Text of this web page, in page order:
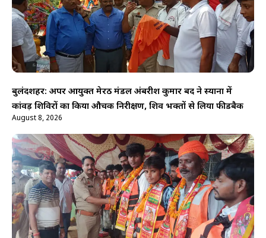
बुलंदशहर: अपर आयुक्त मेरठ मंडल अंबरीश कुमार बिंद ने स्याना में
कांवड़ शिविरों का किया औचक निरीक्षण, शिव भक्तों से लिया फीडबैक
August 8, 2026